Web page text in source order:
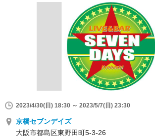
2023/4/30(日) 18:30 ～ 2023/5/7(日) 23:30
京橋セブンデイズ
大阪市都島区東野田町5-3-26